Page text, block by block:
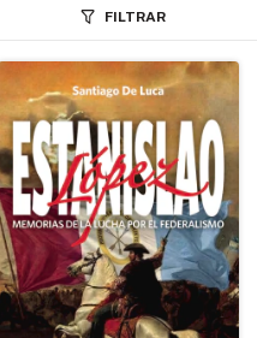
FILTRAR